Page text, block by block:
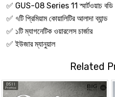
✅ GUS-08 Series 11 স্মার্টওয়াচ বডি
✅ ৭টি প্রিমিয়াম কোয়ালিটির আলাদা ব্যান্ড
✅ ১টি ম্যাগনেটিক ওয়ারলেস চার্জার
✅ ইউজার ম্যানুয়াল
Related